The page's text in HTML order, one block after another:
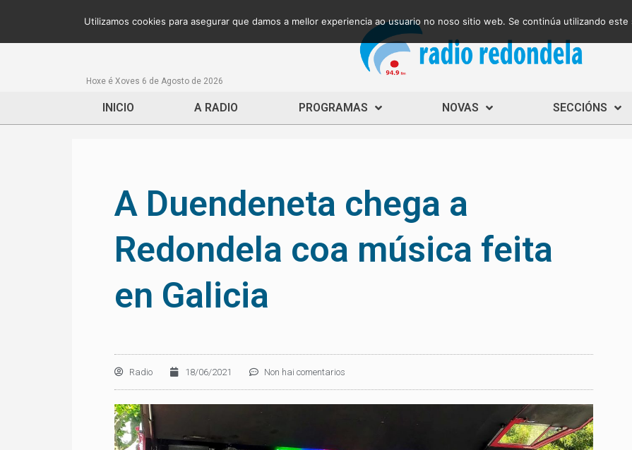
Hoxe é Xoves 6 de Agosto de 2026
INICIO A RADIO PROGRAMAS NOVAS SECCIÓNS
A Duendeneta chega a
Redondela coa música feita
en Galicia
Radio 18/06/2021 Non hai comentarios
Utilizamos cookies para asegurar que damos a mellor experiencia ao usuario no noso sitio web. Se continúa utilizando